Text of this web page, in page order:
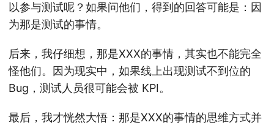
以参与测试呢？如果问他们，得到的回答可能是：因
为那是测试的事情。
后来，我仔细想，那是XXX的事情，其实也不能完全
怪他们。因为现实中，如果线上出现测试不到位的
Bug，测试人员很可能会被 KPI。
最后，我才恍然大悟：那是XXX的事情的思维方式并